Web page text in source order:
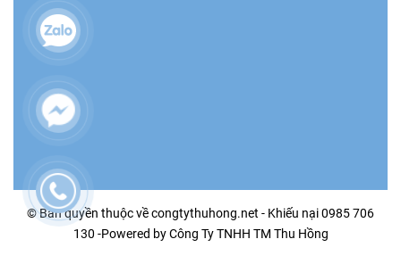
© Bản quyền thuộc về congtythuhong.net - Khiếu nại 0985 706
130 -Powered by Công Ty TNHH TM Thu Hồng